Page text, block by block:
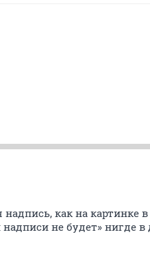
как на картинке
не будет» нигде в